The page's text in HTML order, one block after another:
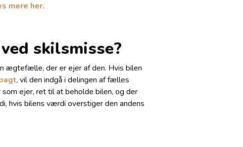
mere her.
skilsmisse?
ægtefælle, der er ejer af den. Hvis bilen
, vil den indgå i delingen af fælles
ejer, ret til at beholde bilen, og der
hvis bilens værdi overstiger den andens